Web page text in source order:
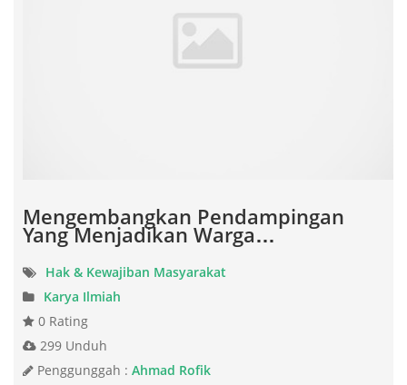
Mengembangkan Pendampingan
Yang Menjadikan Warga…
Hak & Kewajiban Masyarakat
Karya Ilmiah
0 Rating
299 Unduh
Penggunggah : Ahmad Rofik